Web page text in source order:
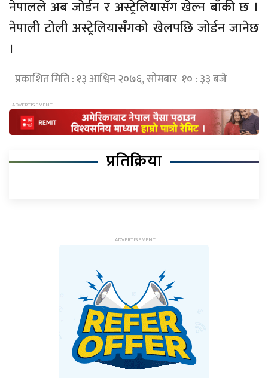
नेपालले अब जोर्डन र अस्ट्रेलियासँग खेल्न बाँकी छ ।
नेपाली टोली अस्ट्रेलियासँगको खेलपछि जोर्डन जानेछ
।
प्रकाशित मिति : १३ आश्विन २०७६, सोमबार १० : ३३ बजे
प्रतिक्रिया